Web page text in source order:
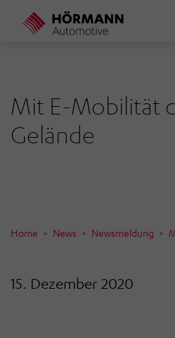
Direkt
Mit E-Mobilität
Gelände
Home News Newsmeldung
15. Dezember 2020